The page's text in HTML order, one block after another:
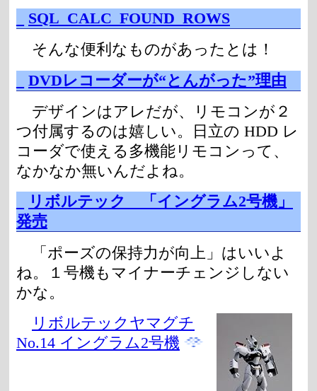
SQL_CALC_FOUND_ROWS
そんな便利なものがあったとは！
DVDレコーダーが“とんがった”理由
デザインはアレだが、リモコンが２
つ付属するのは嬉しい。日立の HDD レ
コーダで使える多機能リモコンって、
なかなか無いんだよね。
リボルテック 「イングラム2号機」
発売
「ポーズの保持力が向上」はいいよ
ね。１号機もマイナーチェンジしない
かな。
リボルテックヤマグチ
No.14 イングラム2号機